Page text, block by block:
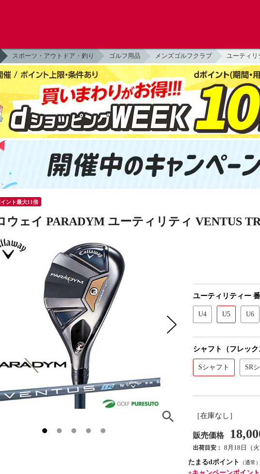
スポーツ・アウトドア・釣り ゴルフ用品 メンズゴルフクラブ ユーティリ
ント最大11倍
ウェイ PARADYM ユーティリティ VENTUS
ユーティリティー
U4 U5 U6
シャフト（フレック
Sシャフト SR
［在庫なし］
販売価格
出荷目安： 8月18日（
たまるdポイント
（通常）